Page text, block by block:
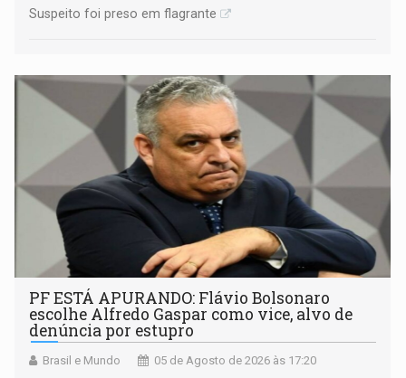
Suspeito foi preso em flagrante
PF ESTÁ APURANDO: Flávio Bolsonaro
escolhe Alfredo Gaspar como vice, alvo de
denúncia por estupro
Brasil e Mundo 05 de Agosto de 2026 às 17:20